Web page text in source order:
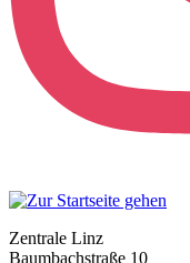
Zentrale Linz
Baumbachstraße 10